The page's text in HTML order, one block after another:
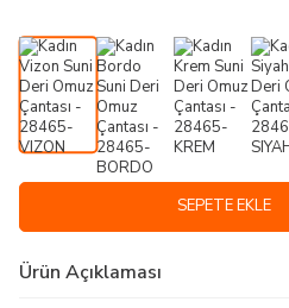
SEPETE EKLE
Ürün Açıklaması